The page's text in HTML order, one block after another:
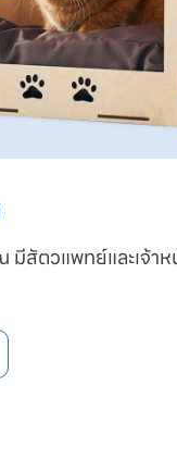
สัตวแพทย์และเจ้าห